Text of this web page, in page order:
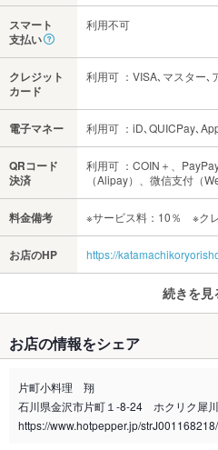
スマート
支払い
利用不可
クレジット
カード
利用可 ：VISA､マスター
電子マネー 利用可 ：iD､QUICPay､
QRコード
決済
利用可 ：COIN＋、
（Alipay）、微信支付（
料金備考 ※サービス料：10％ ※ク
お店のHP https://
続きを見
禁煙・喫煙
全席禁煙
喫煙専用室 なし
お店の情報をシェア
片町小料理 翔
石川県金沢市片町１-8-24 ホクリク犀
https://www.hotpepper.jp/strJ001168218/